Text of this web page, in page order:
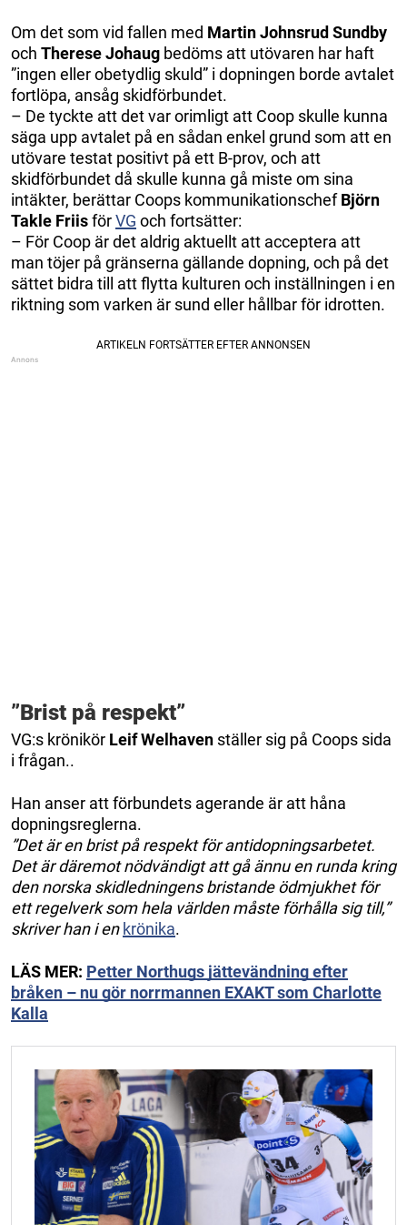
Om det som vid fallen med MartinJohnsrud Sundby
och Therese Johaug bedöms att utövaren har haft
”ingen eller obetydlig skuld” i dopningen borde avtalet
fortlöpa, ansåg skidförbundet.
– De tyckte att det var orimligt att Coop skulle kunna
säga upp avtalet på en sådan enkel grund som att en
utövare testat positivt på ett B-prov, och att
skidförbundet då skulle kunna gå miste om sina
intäkter, berättar Coops kommunikationschefBjörn
Takle FriisförVG och fortsätter:
– För Coop är det aldrig aktuellt att acceptera att
man töjer på gränserna gällande dopning, och på det
sättet bidra till att flytta kulturen och inställningen i en
riktning som varken är sund eller hållbar för idrotten.
”Brist på respekt”
VG:s krönikör Leif Welhaven ställer sig på Coops sida
i frågan..
Han anser att förbundets agerande är att håna
dopningsreglerna.
”Det är en brist på respekt för antidopningsarbetet.
Det är däremot nödvändigt att gå ännu en runda kring
den norska skidledningens bristande ödmjukhet för
ett regelverk som hela världen måste förhålla sig till,”
skriver han i en krönika.
LÄS MER: Petter Northugs jättevändning efter
bråken – nu gör norrmannen EXAKT som Charlotte
Kalla